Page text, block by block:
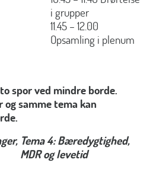
i grupper
11.45 – 12.00
Opsamling i plenum
spor ved mindre borde.
samme tema kan
Tema 4: Bæredygtighed,
MDR og levetid